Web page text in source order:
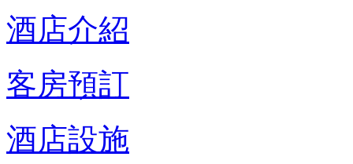
酒店介紹
客房預訂
酒店設施